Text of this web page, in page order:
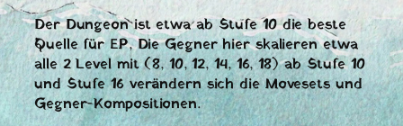
Der Dungeon ist etwa ab Stufe 10 die beste
Quelle für EP, Die Gegner hier skalieren etwa
alle 2 Level mit (8, 10, 12, 14, 16, 18) ab Stufe 10
und Stufe 16 verändern sich die Movesets und
Gegner-Kompositionen.